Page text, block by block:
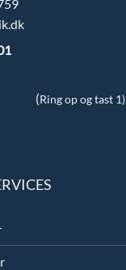
(Ring op og tast 1)